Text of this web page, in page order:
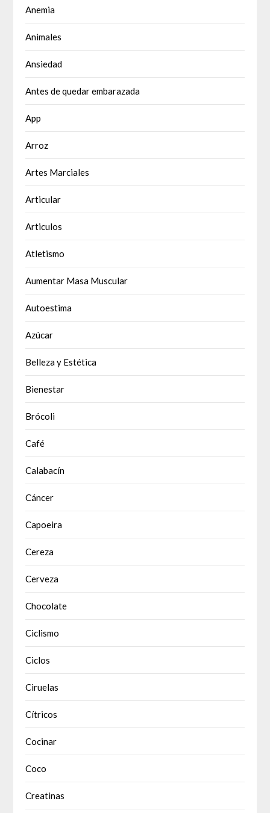
Anemia
Animales
Ansiedad
Antes de quedar embarazada
App
Arroz
Artes Marciales
Articular
Articulos
Atletismo
Aumentar Masa Muscular
Autoestima
Azúcar
Belleza y Estética
Bienestar
Brócoli
Café
Calabacín
Cáncer
Capoeira
Cereza
Cerveza
Chocolate
Ciclismo
Ciclos
Ciruelas
Cítricos
Cocinar
Coco
Creatinas